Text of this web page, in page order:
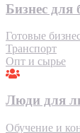
Бизнес для
Готовые
Транспорт
Опт и сырье
Люди для
Обучение и